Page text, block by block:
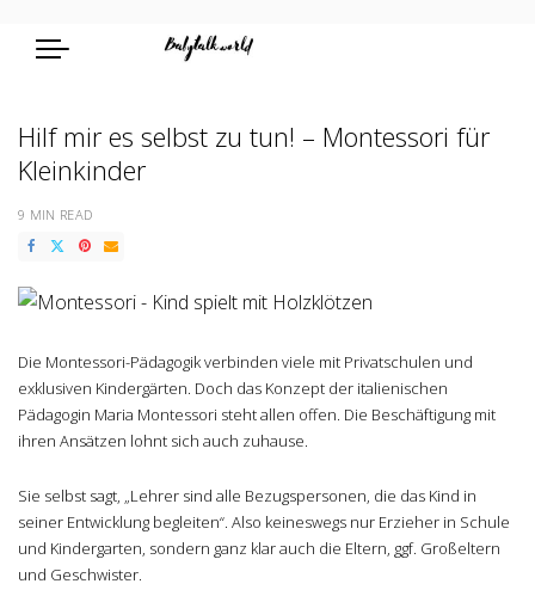
Hilf mir es selbst zu tun! – Montessori für
Kleinkinder
9 MIN READ
Die Montessori-Pädagogik verbinden viele mit Privatschulen und
exklusiven Kindergärten. Doch das Konzept der italienischen
Pädagogin Maria Montessori steht allen offen. Die Beschäftigung mit
ihren Ansätzen lohnt sich auch zuhause.
Sie selbst sagt, „Lehrer sind alle Bezugspersonen, die das Kind in
seiner Entwicklung begleiten“. Also keineswegs nur Erzieher in Schule
und Kindergarten, sondern ganz klar auch die Eltern, ggf. Großeltern
und Geschwister.